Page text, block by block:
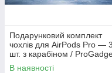
Подарунковий комплект
чохлів для AirPods Pro — 3
шт. з карабіном /
Case Set
В наявності